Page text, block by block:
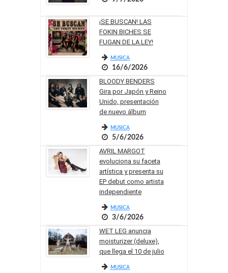
¡SE BUSCAN! LAS
FOKIN BICHES SE
FUGAN DE LA LEY!
MUSICA
16/6/2026
BLOODY BENDERS
Gira por Japón y Reino
Unido, presentación
de nuevo álbum
MUSICA
5/6/2026
AVRIL MARGOT
evoluciona su faceta
artística y presenta su
EP debut como artista
independiente
MUSICA
3/6/2026
WET LEG anuncia
moisturizer (deluxe),
que llega el 10 de julio
MUSICA